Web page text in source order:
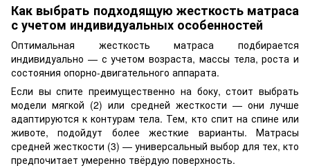
Как выбрать подходящую жесткость матраса
с учетом индивидуальных особенностей
Оптимальная жесткость матраса подбирается
индивидуально — с учетом возраста, массы тела, роста и
состояния опорно-двигательного аппарата.
Если вы спите преимущественно на боку, стоит выбрать
модели мягкой (2) или средней жесткости — они лучше
адаптируются к контурам тела. Тем, кто спит на спине или
животе, подойдут более жесткие варианты. Матрасы
средней жесткости (3) — универсальный выбор для тех, кто
предпочитает умеренно твёрдую поверхность.